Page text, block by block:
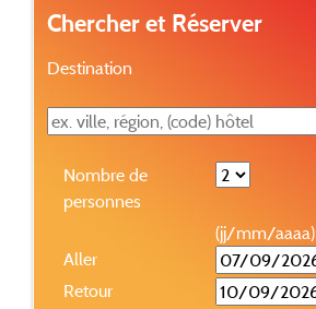
Chercher et Réserver
Destination
Nombre de
personnes
(jj/mm/aaaa)
Aller
Retour